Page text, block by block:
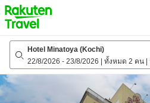
to
top
page
Hotel Minatoya (Kochi)
22/8/2026 - 23/8/2026 ทั้งหมด 2 คน